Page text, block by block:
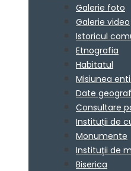
Galerie foto
Galerie video
Istoricul
Etnografia
Habitatul
Misiunea
Date
Consultare
Instituții de
Monumente
Instituţii de
Biserica